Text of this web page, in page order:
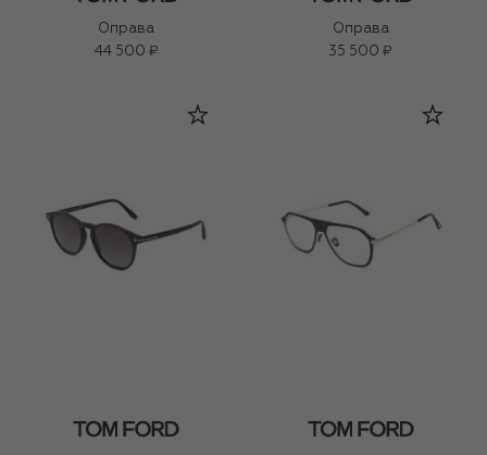
Оправа
44 500 ₽
Оправа
35 500 ₽